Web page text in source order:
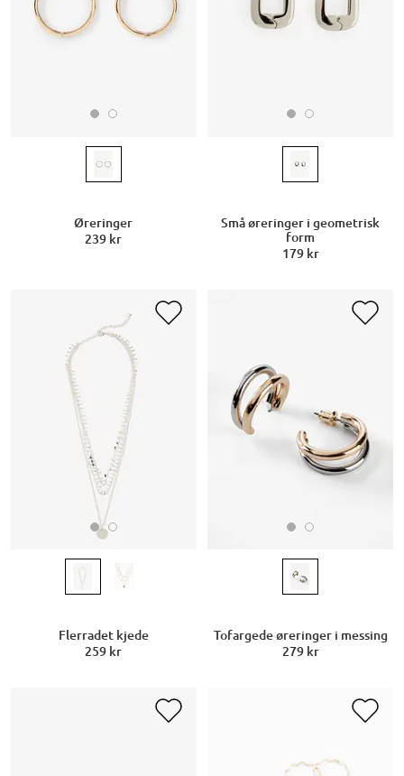
Øreringer
239 kr
Små øreringer i geometrisk
form
179 kr
Flerradet kjede
259 kr
Tofargede øreringer i messing
279 kr